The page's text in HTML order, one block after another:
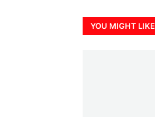
YOU MIGHT LIKE